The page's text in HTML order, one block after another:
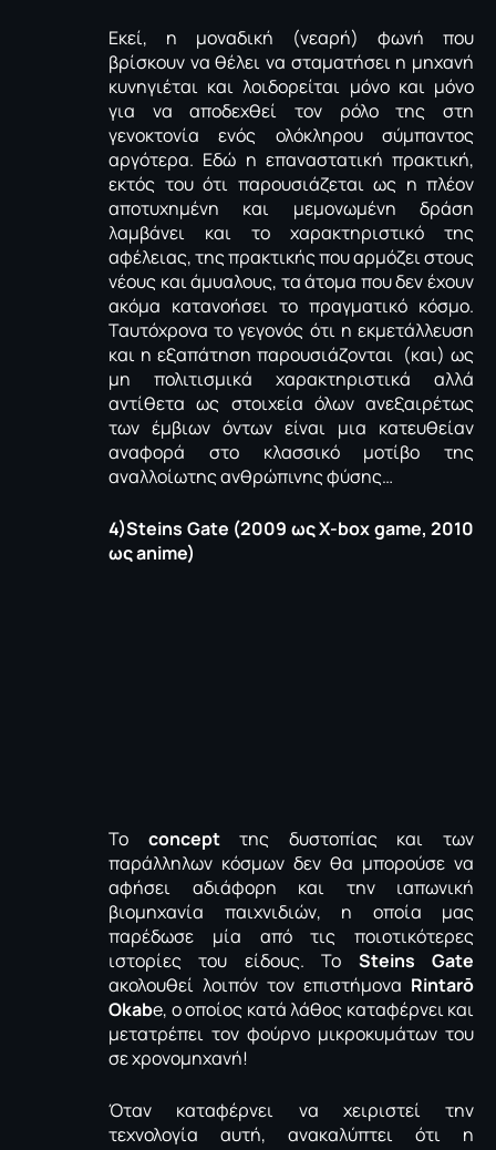
Εκεί, η μοναδική (νεαρή) φωνή που
βρίσκουν να θέλει να σταματήσει η μηχανή
κυνηγιέται και λοιδορείται μόνο και μόνο
για να αποδεχθεί τον ρόλο της στη
γενοκτονία ενός ολόκληρου σύμπαντος
αργότερα. Εδώ η επαναστατική πρακτική,
εκτός του ότι παρουσιάζεται ως η πλέον
αποτυχημένη και μεμονωμένη δράση
λαμβάνει και το χαρακτηριστικό της
αφέλειας, της πρακτικής που αρμόζει στους
νέους και άμυαλους, τα άτομα που δεν έχουν
ακόμα κατανοήσει το πραγματικό κόσμο.
Ταυτόχρονα το γεγονός ότι η εκμετάλλευση
και η εξαπάτηση παρουσιάζονται (και) ως
μη πολιτισμικά χαρακτηριστικά αλλά
αντίθετα ως στοιχεία όλων ανεξαιρέτως
των έμβιων όντων είναι μια κατευθείαν
αναφορά στο κλασσικό μοτίβο της
αναλλοίωτης ανθρώπινης φύσης…
4)Steins Gate (2009 ως Χ-box game, 2010
ως anime)
To conceptτης δυστοπίας και των
παράλληλων κόσμων δεν θα μπορούσε να
αφήσει αδιάφορη και την ιαπωνική
βιομηχανία παιχνιδιών, η οποία μας
παρέδωσε μία από τις ποιοτικότερες
ιστορίες του είδους. Το Steins Gate
ακολουθεί λοιπόν τον επιστήμονα Rintarō
Okabe, ο οποίος κατά λάθος καταφέρνει και
μετατρέπει τον φούρνο μικροκυμάτων του
σε χρονομηχανή!
Όταν καταφέρνει να χειριστεί την
τεχνολογία αυτή, ανακαλύπτει ότι η